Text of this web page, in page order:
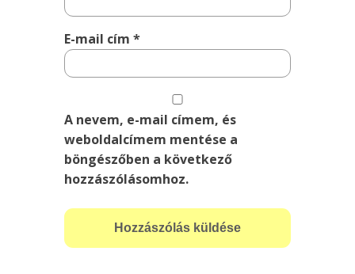
E-mail cím*
A nevem, e-mail címem, és
weboldalcímem mentése a
böngészőben a következő
hozzászólásomhoz.